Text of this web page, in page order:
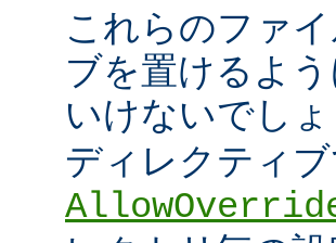
これらのファ
ブを置けるよ
いけないでし
ディレクティ